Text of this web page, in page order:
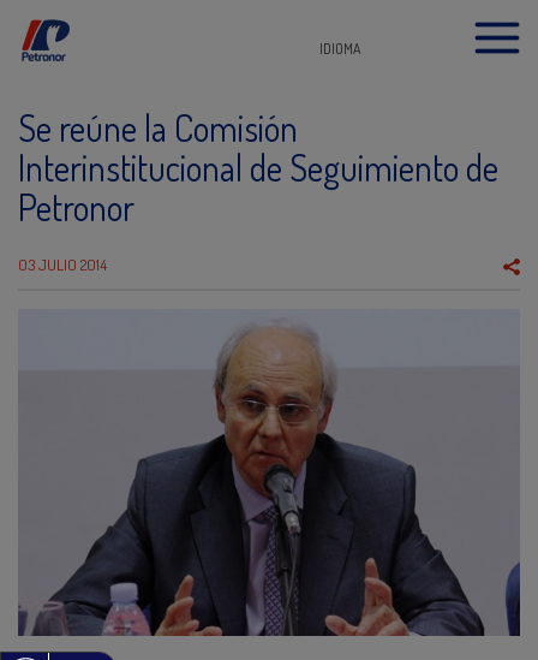
IDIOMA
Se reúne la Comisión
Interinstitucional de Seguimiento de
Petronor
03 JULIO 2014